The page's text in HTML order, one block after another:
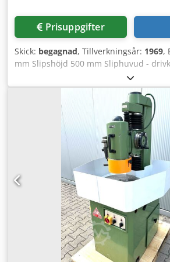
tryckknappar för manuell styrning av
dresserare fram/bak, tvärsläde fram/
förvalsräknare för inställning av
med automatisk avstängning Väljare
visning av Y-axel - Automatisk
monterad ovan slipsten med
och dresserrörelse - Monterad
Ø mm - Fristående elskåp samt
kylmedelspump Skick: tillfredsställande
demonstreras driftsklar under
justeringsarbeten etc. Leverans: från
besiktigad Betalning: netto – mot
videon:
Prisuppgifter
Skick: begagnad, Tillverkningsår: 1969,
mm Slipshöjd 500 mm Sliphuvud -
effektbehov 30 kW Maskinens vikt ca.
S I E L E M A N N Vertikal runtbords
slipmaskin med 2 sliphuvuden Typ
Tillverkningsår 1969 men
1990 _____ Runtbord – planskiva – Ø
bordets centrum till torn ca. 1.150 mm
bord/sliphuvuden ca. 500 mm
mm Utliggning för sliphuvuden ca. 500/
arbetsstyckets vikt ca. 900 kg Bordets
hö/vä (14,5 kW) 5–60 varv/min Bordslag
Bordtillförsel (invändig/utvändig
mm/slag Bordets oscillationsväg (slag/
m) 0,2 - 1.000 mm/min Bordets hålltid
rörelseriktning 0-10 sek. Slipbara
– 900 mm Slipvagnslag på båda